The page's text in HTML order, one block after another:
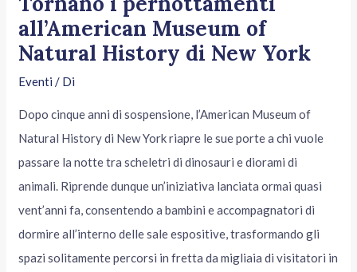
all’American Museum of
Natural History di New York
Eventi / Di
Dopo cinque anni di sospensione, l’American Museum of
Natural History di New York riapre le sue porte a chi vuole
passare la notte tra scheletri di dinosauri e diorami di
animali. Riprende dunque un’iniziativa lanciata ormai quasi
vent’anni fa, consentendo a bambini e accompagnatori di
dormire all’interno delle sale espositive, trasformando gli
spazi solitamente percorsi in fretta da migliaia di visitatori in